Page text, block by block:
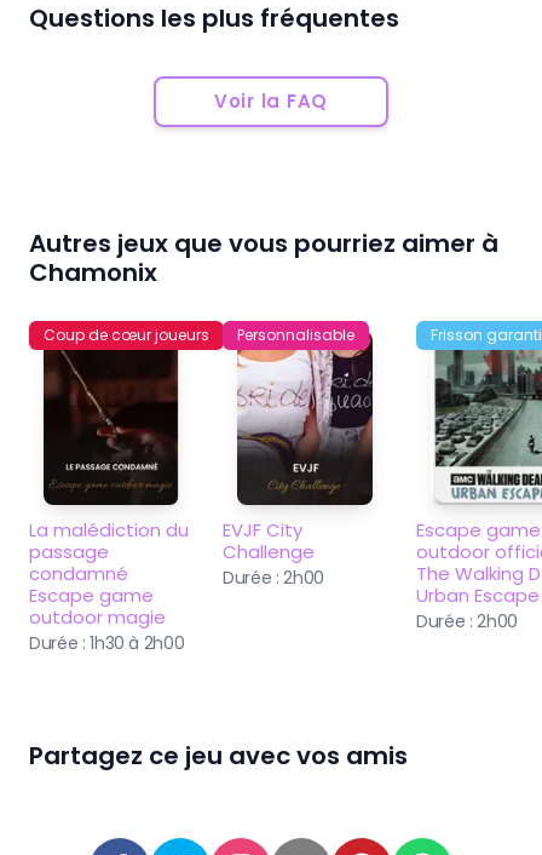
Questions les plus fréquentes
Voir la FAQ
Autres jeux que vous pourriez aimer à
Chamonix
Coup de cœur joueurs
La malédiction du
passage
condamné
Escape game
outdoor magie
Durée :1h30 à 2h00
Personnalisable
EVJF City
Challenge
Durée :2h00
Frisson garanti
Escape game
outdoor
The Walking
Urban Escape
Durée :2h00
Partagez ce jeu avec vos amis